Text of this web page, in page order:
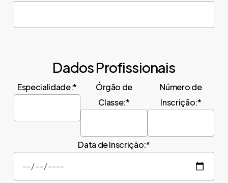
Dados Profissionais
Especialidade:*
Órgão de
Classe:*
Número de
Inscrição:*
Data de Inscrição:*